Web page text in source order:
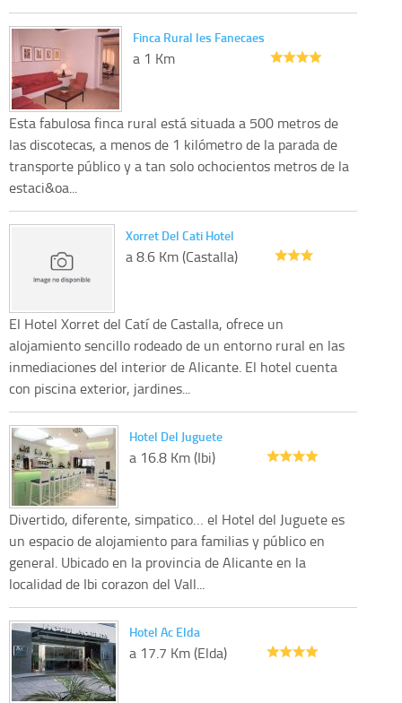
Finca Rural les Fanecaes
a 1 Km
Esta fabulosa finca rural está situada a 500 metros de
las discotecas, a menos de 1 kilómetro de la parada de
transporte público y a tan solo ochocientos metros de la
estaci&oa...
Xorret Del Cati Hotel
a 8.6 Km (Castalla)
El Hotel Xorret del Catí de Castalla, ofrece un
alojamiento sencillo rodeado de un entorno rural en las
inmediaciones del interior de Alicante. El hotel cuenta
con piscina exterior, jardines...
Hotel Del Juguete
a 16.8 Km (Ibi)
Divertido, diferente, simpatico… el Hotel del Juguete es
un espacio de alojamiento para familias y público en
general. Ubicado en la provincia de Alicante en la
localidad de Ibi corazon del Vall...
Hotel Ac Elda
a 17.7 Km (Elda)